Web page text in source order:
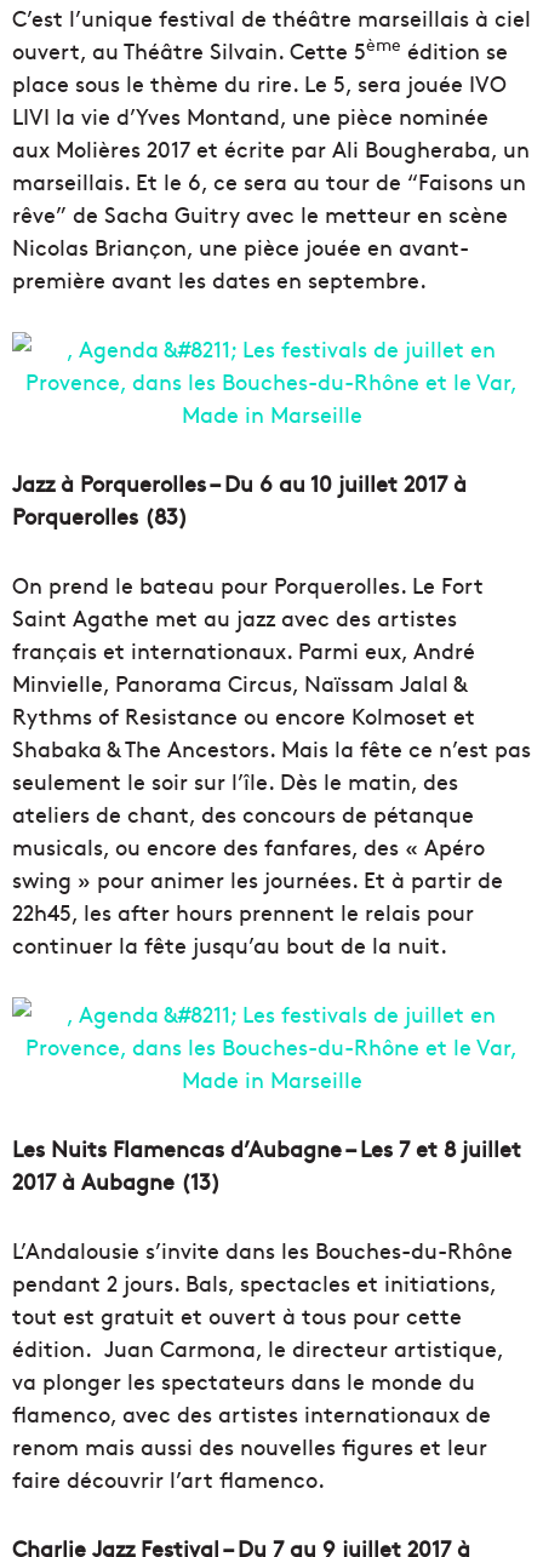
C’est l’unique festival de théâtre marseillais à ciel
ouvert, au Théâtre Silvain. Cette 5ème édition se
place sous le thème du rire. Le 5, sera jouée IVO
LIVI la vie d’Yves Montand, une pièce nominée
aux Molières 2017 et écrite par Ali Bougheraba, un
marseillais. Et le 6, ce sera au tour de “Faisons un
rêve” de Sacha Guitry avec le metteur en scène
Nicolas Briançon, une pièce jouée en avant-
première avant les dates en septembre.
Jazz à Porquerolles – Du 6 au 10 juillet 2017 à
Porquerolles (83)
On prend le bateau pour Porquerolles. Le Fort
Saint Agathe met au jazz avec des artistes
français et internationaux. Parmi eux, André
Minvielle, Panorama Circus, Naïssam Jalal &
Rythms of Resistance ou encore Kolmoset et
Shabaka & The Ancestors. Mais la fête ce n’est pas
seulement le soir sur l’île. Dès le matin, des
ateliers de chant, des concours de pétanque
musicals, ou encore des fanfares, des « Apéro
swing » pour animer les journées. Et à partir de
22h45, les after hours prennent le relais pour
continuer la fête jusqu’au bout de la nuit.
Les Nuits Flamencas d’Aubagne – Les 7 et 8 juillet
2017 à Aubagne (13)
L’Andalousie s’invite dans les Bouches-du-Rhône
pendant 2 jours. Bals, spectacles et initiations,
tout est gratuit et ouvert à tous pour cette
édition. Juan Carmona, le directeur artistique,
va plonger les spectateurs dans le monde du
flamenco, avec des artistes internationaux de
renom mais aussi des nouvelles figures et leur
faire découvrir l’art flamenco.
Charlie Jazz Festival – Du 7 au 9 juillet 2017 à